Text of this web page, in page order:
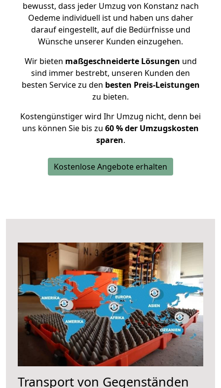
bewusst, dass jeder Umzug von Konstanz nach
Oedeme individuell ist und haben uns daher
darauf eingestellt, auf die Bedürfnisse und
Wünsche unserer Kunden einzugehen.
Wir bieten maßgeschneiderte Lösungen und
sind immer bestrebt, unseren Kunden den
besten Service zu den besten Preis-Leistungen
zu bieten.
Kostengünstiger wird Ihr Umzug nicht, denn bei
uns können Sie bis zu 60 % der Umzugskosten
sparen.
Kostenlose Angebote erhalten
Transport von Gegenständen